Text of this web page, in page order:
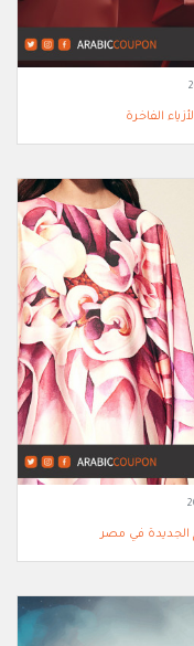
الفاخرة
في مصر